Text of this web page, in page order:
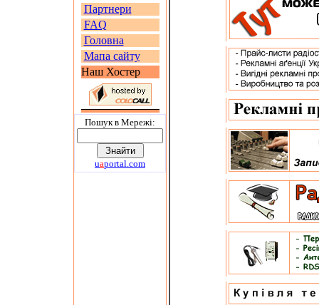
Партнери
FAQ
Головна
Мапа сайту
Наш Хостер
Пошук в Мережi:
uaportal.com